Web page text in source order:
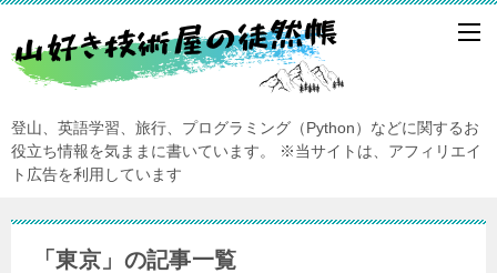
登山、英語学習、旅行、プログラミング（Python）などに関するお
役立ち情報を気ままに書いています。
※当サイトは、アフィリエイ
ト広告を利用しています
「東京」の記事一覧